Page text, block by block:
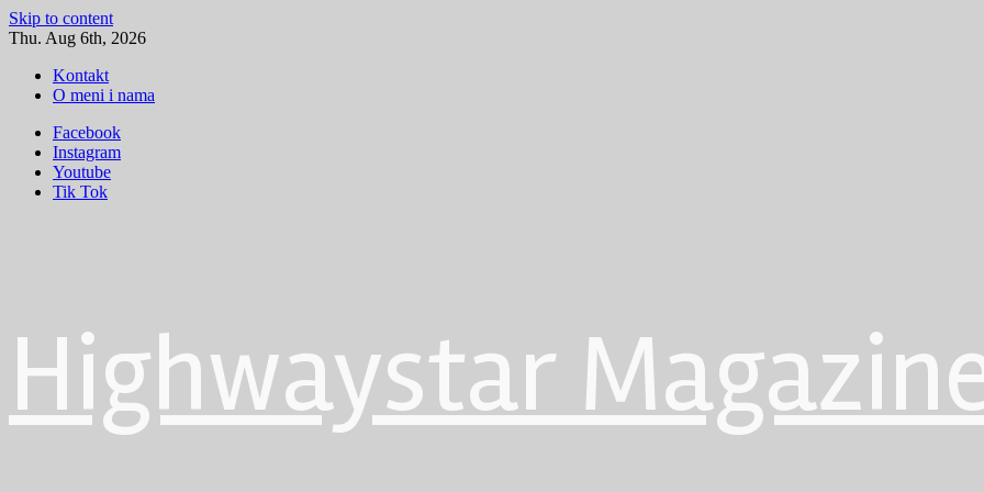
Skip to content
Thu. Aug 6th, 2026
Kontakt
O meni i nama
Facebook
Instagram
Youtube
Tik Tok
Highwaystar